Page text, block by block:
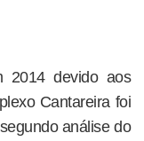
2014 devido aos
Cantareira foi
análise do